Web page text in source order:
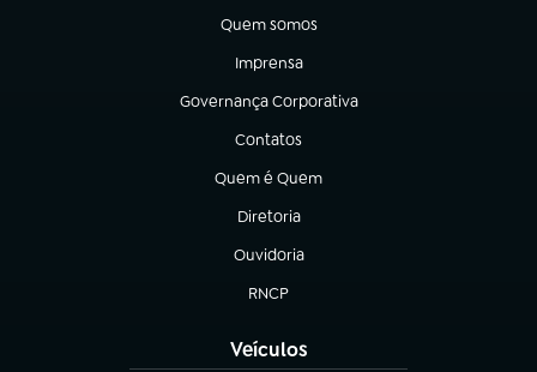
Quem somos
(abre em nova aba)
Imprensa
(abre em nova aba)
Governança Corporativa
(abre em nova aba)
Contatos
(abre em nova aba)
Quem é Quem
(abre em nova aba)
Diretoria
(abre em nova aba)
Ouvidoria
(abre em nova aba)
RNCP
(abre em nova aba)
Veículos